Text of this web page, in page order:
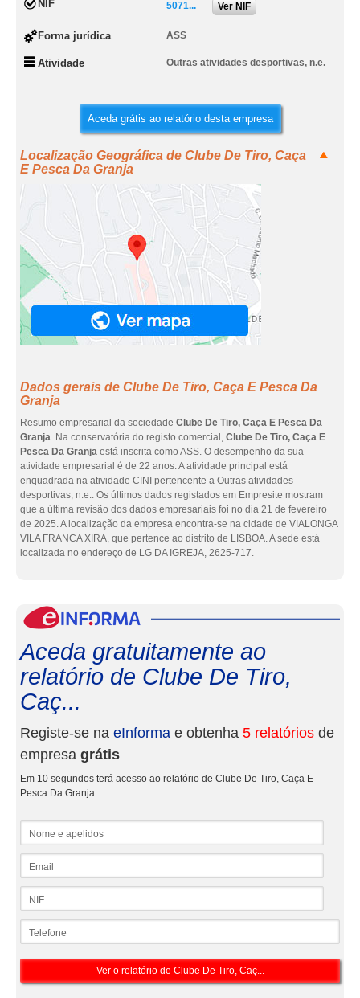
NIF 5071... Ver NIF
Forma jurídica ASS
Atividade Outras atividades desportivas, n.e.
Aceda grátis ao relatório desta empresa
Localização Geográfica de Clube De Tiro, Caça
E Pesca Da Granja
Dados gerais de Clube De Tiro, Caça E Pesca Da
Granja
Resumo empresarial da sociedade Clube De Tiro, Caça E Pesca Da
Granja. Na conservatória do registo comercial, Clube De Tiro, Caça E
Pesca Da Granja está inscrita como ASS. O desempenho da sua
atividade empresarial é de 22 anos. A atividade principal está
enquadrada na atividade CINI pertencente a Outras atividades
desportivas, n.e.. Os últimos dados registados em Empresite mostram
que a última revisão dos dados empresariais foi no dia 21 de fevereiro
de 2025. A localização da empresa encontra-se na cidade de VIALONGA
VILA FRANCA XIRA, que pertence ao distrito de LISBOA. A sede está
localizada no endereço de LG DA IGREJA, 2625-717.
Aceda gratuitamente ao
relatório de Clube De Tiro,
Caç...
Registe-se na eInforma e obtenha 5 relatórios de
empresa grátis
Em 10 segundos terá acesso ao relatório de Clube De Tiro, Caça E
Pesca Da Granja